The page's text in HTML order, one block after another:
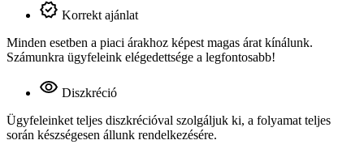
Korrekt ajánlat
Minden esetben a piaci árakhoz képest magas árat kínálunk.
Számunkra ügyfeleink elégedettsége a legfontosabb!
Diszkréció
Ügyfeleinket teljes diszkrécióval szolgáljuk ki, a folyamat teljes
során készségesen állunk rendelkezésére.